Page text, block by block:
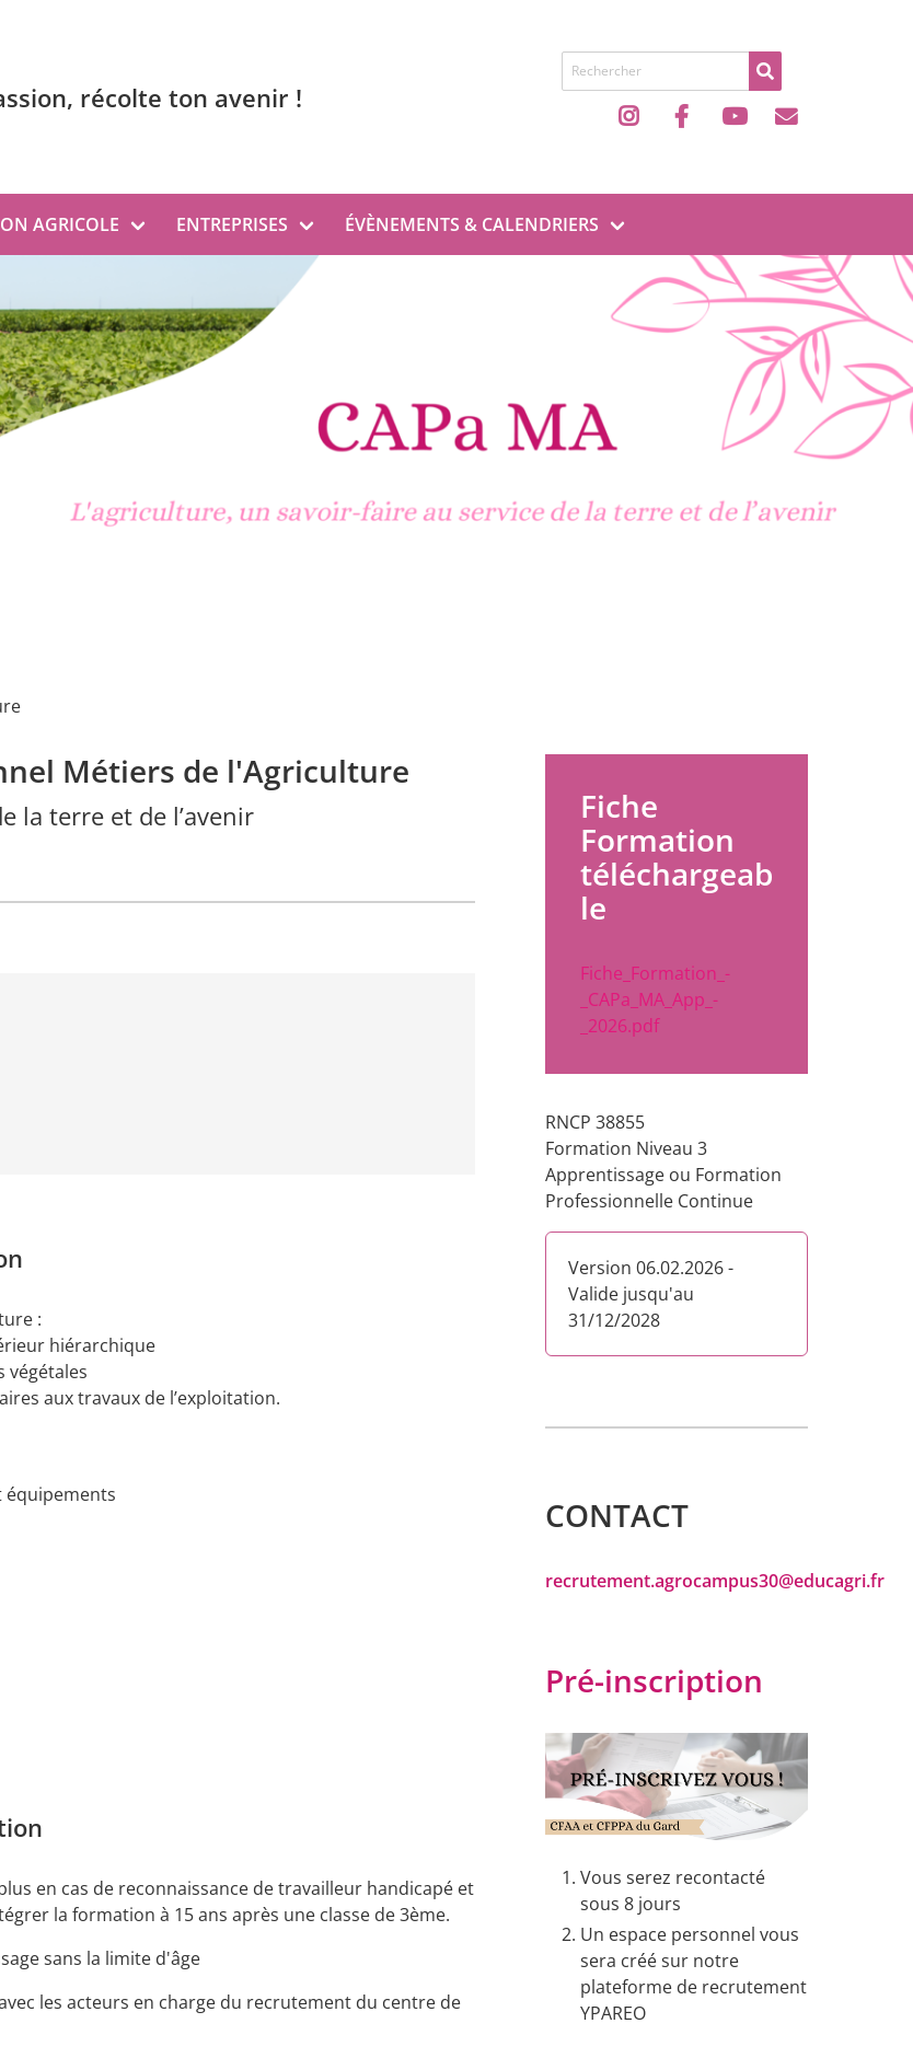
récolte ton avenir !
Recherche de
AGRICOLE ENTREPRISES ÉVÈNEMENTS & CALENDRIERS
Métiers de l'Agriculture
la terre et de l’avenir
:
hiérarchique
végétales
aux travaux de l’exploitation.
équipements
en cas de reconnaissance de travailleur handicapé et
la formation à 15 ans après une classe de 3ème.
sans la limite d'âge
les acteurs en charge du recrutement du centre de
Fiche
Formation
téléchargeab
le
Fiche_Formation_-
_CAPa_MA_App_-
_2026.pdf
RNCP 38855
Formation Niveau 3
Apprentissage ou Formation
Professionnelle Continue
Version 06.02.2026 -
Valide jusqu'au
31/12/2028
CONTACT
recrutement.agrocampus30@educagri.fr
Pré-inscription
Vous serez recontacté
sous 8 jours
Un espace personnel vous
sera créé sur notre
plateforme de recrutement
YPAREO